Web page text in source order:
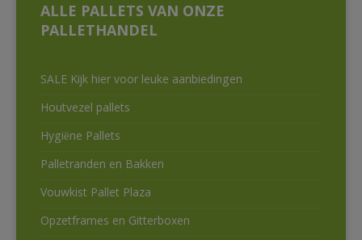
ALLE PALLETS VAN ONZE
PALLETHANDEL
SALE Kijk hier voor leuke aanbiedingen
Houtvezel pallets
Hygiëne Pallets
Palletranden en Bakken
Vouwkist Pallet Plaza
Opzetframes en Gitterboxen